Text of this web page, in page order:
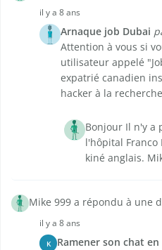
il y a 8 ans
Arnaque job Dubai
Attention à vous si
utilisateur appelé
expatrié canadien
hacker à la
Bonjour Il n'y a
l'hôpital Franco
kiné anglais.
Mike 999 a répondu à une
il y a 8 ans
K Ramener son chat en